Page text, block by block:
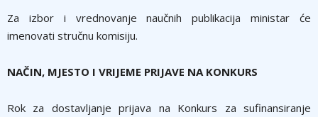
Za izbor i vrednovanje naučnih publikacija ministar će
imenovati stručnu komisiju.
NAČIN, MJESTO I VRIJEME PRIJAVE NA KONKURS
Rok za dostavljanje prijava na Konkurs za sufinansiranje